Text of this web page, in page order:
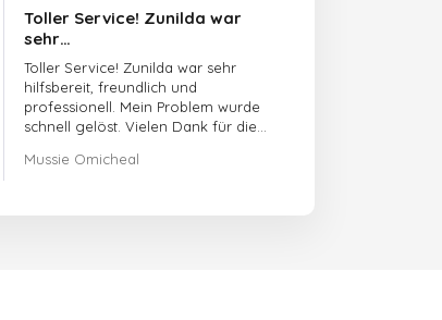
Toller Service! Zunilda war
sehr…
Toller Service! Zunilda war sehr
hilfsbereit, freundlich und
professionell. Mein Problem wurde
schnell gelöst. Vielen Dank für die
Mussie Omicheal